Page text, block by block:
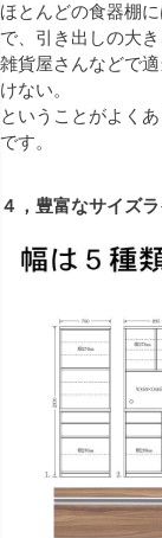
ほとんどの食器棚
で、引き出しの大き
雑貨屋さんなどで
けない。
ということがよく
です。
４，豊富なサイズ